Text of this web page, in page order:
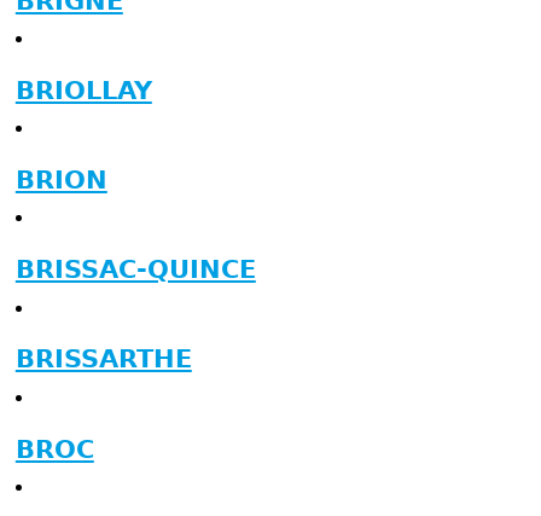
BRIOLLAY
BRION
BRISSAC-QUINCE
BRISSARTHE
BROC